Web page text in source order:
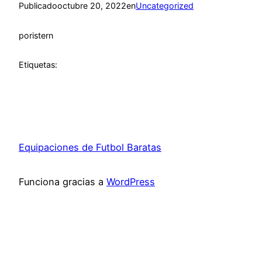
Publicadooctubre 20, 2022enUncategorized
poristern
Etiquetas:
Equipaciones de Futbol Baratas
Funciona gracias a WordPress